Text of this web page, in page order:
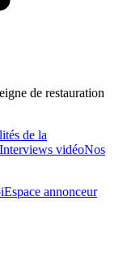
de restauration
de la
Interviews vidéoNos
Espace annonceur